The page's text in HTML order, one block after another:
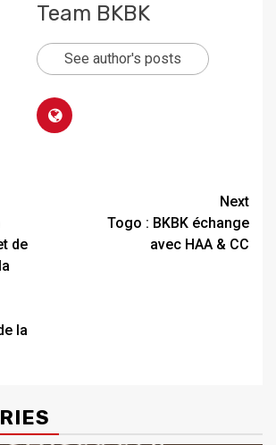
Team BKBK
See author's posts
de
la
Next
Togo : BKBK échange
avec HAA & CC